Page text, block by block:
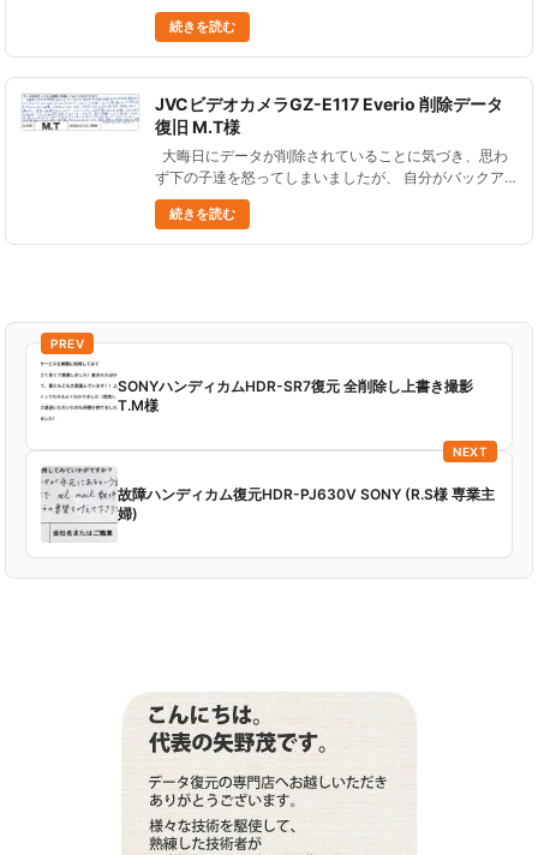
きなり故障して電源が入らなくなったビデオカメラ復旧
Canon iVIS HF11 とても助かりました。......
続きを読む
JVCビデオカメラGZ-E117 Everio 削除データ
復旧 M.T様
大晦日にデータが削除されていることに気づき、思わ
ず下の子達を怒ってしまいましたが、 自分がバックア
ップしてなく、SDカードにロックをかけていなかった
のが悪いのだと落ち着かせつつ、 でもとても大切な上
の子の画......
続きを読む
PREV
SONYハンディカムHDR-SR7復元 全削除し上書き撮影
T.M様
NEXT
故障ハンディカム復元HDR-PJ630V SONY (R.S様 専業主
婦)